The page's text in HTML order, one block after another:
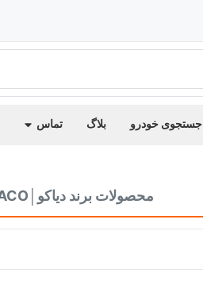
جستجوی خودرو بلاگ تماس
محصولات برند دیاکو│DIACO